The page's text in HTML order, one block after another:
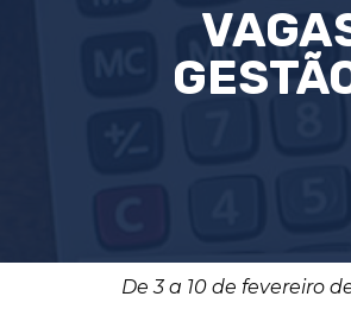
De 3 a 10 de fevereiro